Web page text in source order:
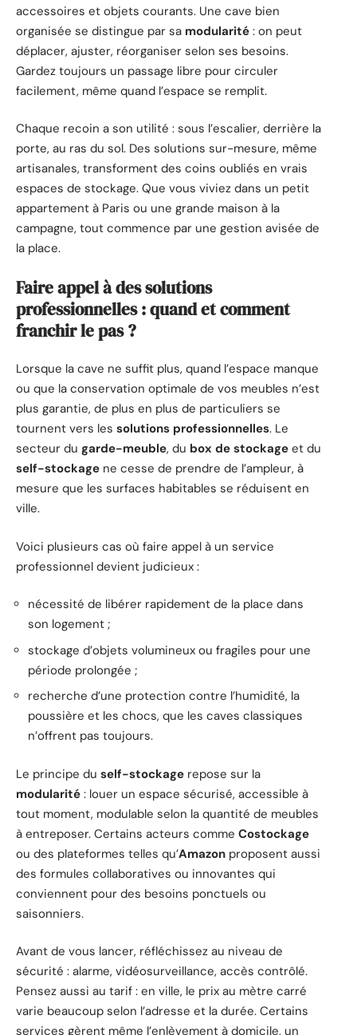
accessoires et objets courants. Une cave bien
organisée se distingue par sa modularité : on peut
déplacer, ajuster, réorganiser selon ses besoins.
Gardez toujours un passage libre pour circuler
facilement, même quand l’espace se remplit.
Chaque recoin a son utilité : sous l’escalier, derrière la
porte, au ras du sol. Des solutions sur-mesure, même
artisanales, transforment des coins oubliés en vrais
espaces de stockage. Que vous viviez dans un petit
appartement à Paris ou une grande maison à la
campagne, tout commence par une gestion avisée de
la place.
Faire appel à des solutions
professionnelles : quand et comment
franchir le pas ?
Lorsque la cave ne suffit plus, quand l’espace manque
ou que la conservation optimale de vos meubles n’est
plus garantie, de plus en plus de particuliers se
tournent vers les solutions professionnelles. Le
secteur du garde-meuble, du box de stockage et du
self-stockage ne cesse de prendre de l’ampleur, à
mesure que les surfaces habitables se réduisent en
ville.
Voici plusieurs cas où faire appel à un service
professionnel devient judicieux :
nécessité de libérer rapidement de la place dans
son logement ;
stockage d’objets volumineux ou fragiles pour une
période prolongée ;
recherche d’une protection contre l’humidité, la
poussière et les chocs, que les caves classiques
n’offrent pas toujours.
Le principe du self-stockage repose sur la
modularité : louer un espace sécurisé, accessible à
tout moment, modulable selon la quantité de meubles
à entreposer. Certains acteurs comme Costockage
ou des plateformes telles qu’Amazon proposent aussi
des formules collaboratives ou innovantes qui
conviennent pour des besoins ponctuels ou
saisonniers.
Avant de vous lancer, réfléchissez au niveau de
sécurité : alarme, vidéosurveillance, accès contrôlé.
Pensez aussi au tarif : en ville, le prix au mètre carré
varie beaucoup selon l’adresse et la durée. Certains
services gèrent même l’enlèvement à domicile, un